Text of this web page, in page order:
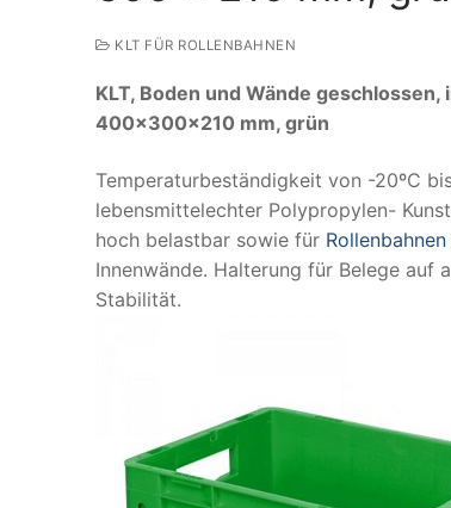
Suchen
KLT FÜR ROLLENBAHNEN
KLT, Boden und Wände
400x300x210 mm, grün
Temperaturbeständigkeit von -20ºC
lebensmittelechter Polypropylen-
hoch belastbar sowie für Rollenbahnen
Innenwände. Halterung für Belege auf
Stabilität.